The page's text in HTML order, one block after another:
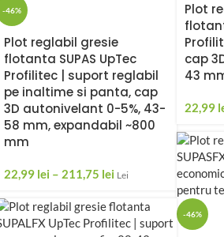
-46%
Plot reglabil gresie
flotanta SUPAS UpTec
Profilitec | suport reglabil
pe inaltime si panta, cap
3D autonivelant 0-5%, 43-
58 mm, expandabil ~800
mm
22,99 lei – 211,75 lei Lei
Plot
cap
43
22,99
-46%